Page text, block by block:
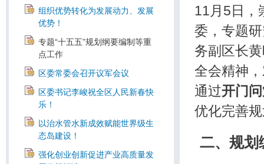
组织优势转化为发展动力、发展
优势！
专题“十五五”规划纲要编制等重
点工作
区委常委会召开议军会议
区委书记李峻祝全区人民新春快
乐！
以治水管水新成效赋能世界级生
态岛建设！
强化创业创新促进产业高质量发
11月5日，
委，专题
务副区长
全会精神
通过开门
优化完善
二、规划